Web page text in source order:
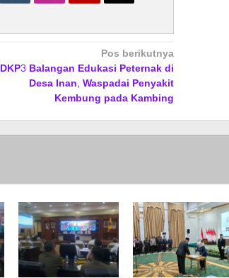
Pos berikutnya
DKP3 Balangan Edukasi Peternak di
Desa Inan, Waspadai Penyakit
Kembung pada Kambing